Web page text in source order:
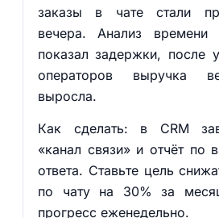
заказы в чате стали
вечера. Анализ времени
показал задержки, после
операторов выручка
выросла.
Как сделать: в CRM
«канал связи» и отчёт по
ответа. Ставьте цель
по чату на 30% за
прогресс еженедельно.